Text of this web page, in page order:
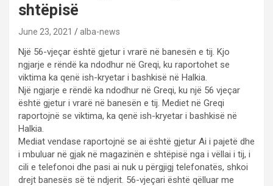
shtëpisë
June 23, 2021 alba-news
Një 56-vjeçar është gjetur i vrarë në banesën e tij. Kjo
ngjarje e rëndë ka ndodhur në Greqi, ku raportohet se
viktima ka qenë ish-kryetar i bashkisë në Halkia.
Një ngjarje e rëndë ka ndodhur në Greqi, ku një 56 vjeçar
është gjetur i vrarë në banesën e tij. Mediet në Greqi
raportojnë se viktima, ka qenë ish-kryetar i bashkisë në
Halkia.
Mediat vendase raportojnë se ai është gjetur Ai i pajetë dhe
i mbuluar në gjak në magazinën e shtëpisë nga i vëllai i tij, i
cili e telefonoi dhe pasi ai nuk u përgjigj telefonatës, shkoi
drejt banesës së të ndjerit. 56-vjeçari është qëlluar me